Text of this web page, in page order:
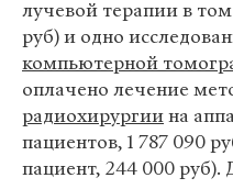
лучевой терапии в
руб) и одно
компьютерной
оплачено лечение
радиохирургиина
пациентов, 1 787 090
пациент, 244 000 руб).